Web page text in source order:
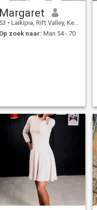
• Laikipia, Rift Valley, Kenya
zoek naar: Man 54 - 70